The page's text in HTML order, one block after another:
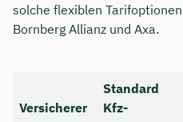
solche flexiblen
Bornberg Allianz und Axa.
Versicherer
Standard
Kfz-